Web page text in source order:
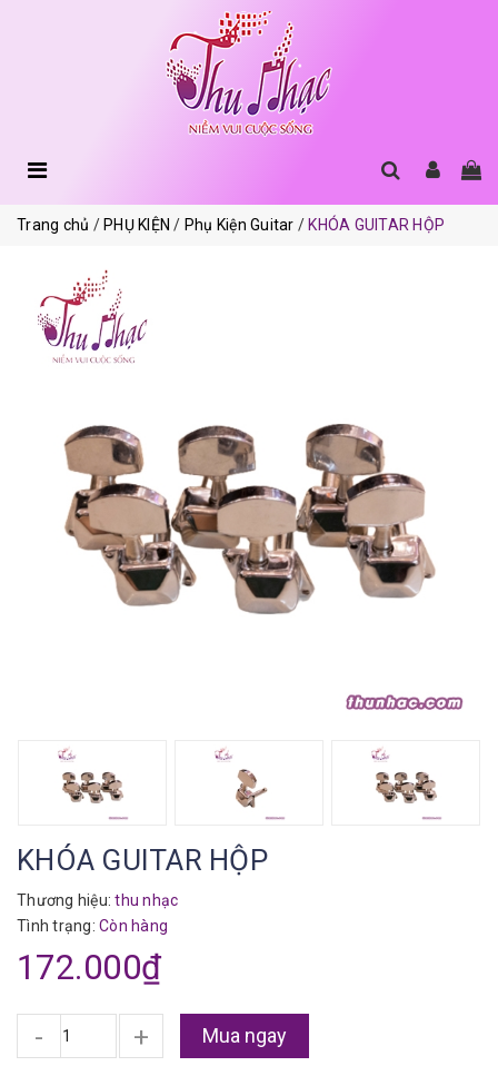
Trang chủ PHỤ KIỆN Phụ Kiện Guitar KHÓA GUITAR HỘP
KHÓA GUITAR HỘP
Thương hiệu: thu nhạc
Tình trạng: Còn hàng
172.000₫
- + Mua ngay